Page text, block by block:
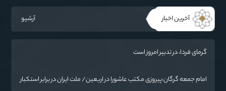
آخرین اخبار آرشیو
گرمای فردا، در تدبیر امروز است
امام جمعه گرگان:پیروزی مکتب عاشورا در اربعین/ ملت ایران در برابر استکبار